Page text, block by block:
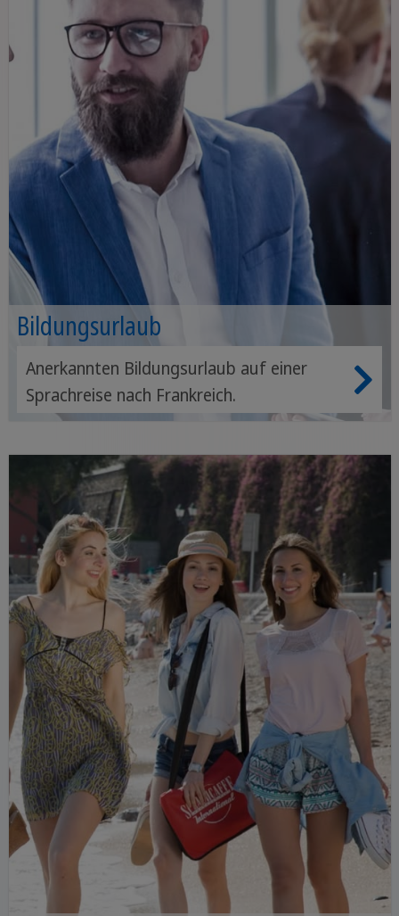
Bildungsurlaub
Anerkannten Bildungsurlaub auf einer
Sprachreise nach Frankreich.